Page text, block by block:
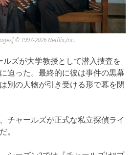
©︎ 1997-2026 Netflix,Inc.
ルズが大学教授として潜入捜査を
迫った。最終的に彼は事件の黒幕
別の人物が引き受ける形で幕を閉
チャールズが正式な私立探偵ライ
。